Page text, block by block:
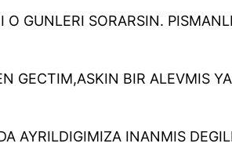
GUNLERI SORARSIN.
BIR ALEVMIS
AYRILDIGIMIZA INANMIS